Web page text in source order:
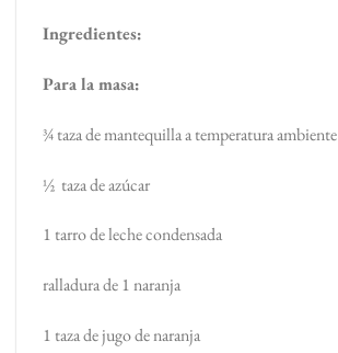
Ingredientes:
Para la masa:
¾ taza de mantequilla a temperatura ambiente
½ taza de azúcar
1 tarro de leche condensada
ralladura de 1 naranja
1 taza de jugo de naranja